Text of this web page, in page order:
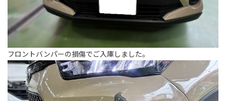
フロントバンパーの損傷でご入庫しました。